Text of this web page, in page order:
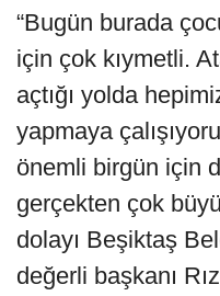
“Bugün burada
için çok kıymetli.
açtığı yolda
yapmaya
önemli birgün için
gerçekten çok
dolayı Beşiktaş
değerli başkanı